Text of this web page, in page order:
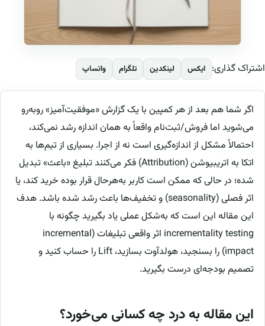
اشتراک گذاری: ایکس لینکدین تلگرام واتساپ
اگر شما هم بعد از هر کمپین با یک گزارش «موفقیت‌آمیز» روبه‌رو
می‌شوید اما فروش/ثبت‌نام واقعاً به همان اندازه رشد نمی‌کند،
احتمالاً مشکل از اندازه‌گیری است نه از اجرا. بسیاری از تیم‌ها به
اتکا به اتریبیوشن (Attribution) فکر می‌کنند تبلیغ «باعث» تبدیل
شده؛ در حالی که ممکن است کاربر به‌هرحال قرار بوده خرید کند، یا
اثر فصلی (seasonality) و تخفیف‌ها باعث رشد شده باشد. هدف
این مقاله این است که به‌شکل عملی یاد بگیرید چگونه با
incrementality testing اثر واقعی تبلیغات (incremental
impact) را بسنجید، هولدآوت بسازید، Lift را حساب کنید و
تصمیم بودجه‌ای درست بگیرید.
این مقاله به درد چه کسانی می‌خورد؟